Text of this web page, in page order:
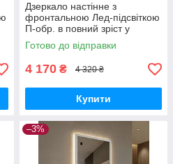
Дзеркало настінне з
фронтальною Лед-підсвіткою
П-обр. в повний зріст у
передпокій, коридор,
спальню Avrora 2203L
Готово до відправки
4 170 ₴ 4 320 ₴
Купити
–3%